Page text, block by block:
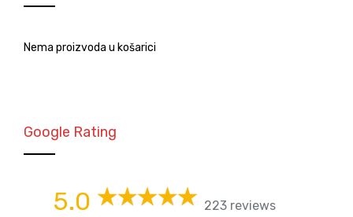
Nema proizvoda u košarici
Google Rating
5.0 223 reviews